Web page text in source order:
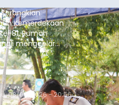
Serangkian
Kemerdekaan
81, Rumah
menggelar
gratis, Rabu
08/06/2026 - 20:56